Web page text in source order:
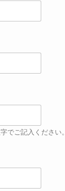
でご記入ください。